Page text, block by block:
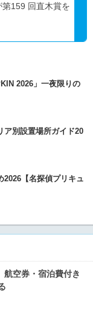
159 回直木賞を
2026」一夜限りの
ア別設置場所ガイド20
【名探偵プリキュ
空券・宿泊費付き